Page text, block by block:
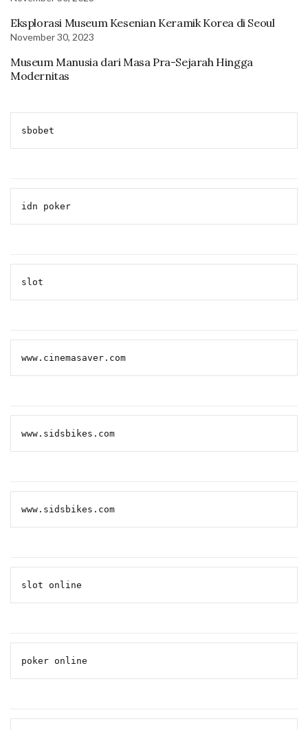
Eksplorasi Museum Kesenian Keramik Korea di Seoul
November 30, 2023
Museum Manusia dari Masa Pra-Sejarah Hingga
Modernitas
sbobet
idn poker
slot
www.cinemasaver.com
www.sidsbikes.com
www.sidsbikes.com
slot online
poker online